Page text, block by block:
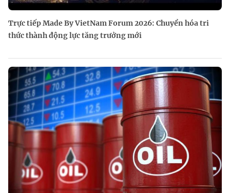
Trực tiếp Made By VietNam Forum 2026: Chuyển hóa tri
thức thành động lực tăng trưởng mới